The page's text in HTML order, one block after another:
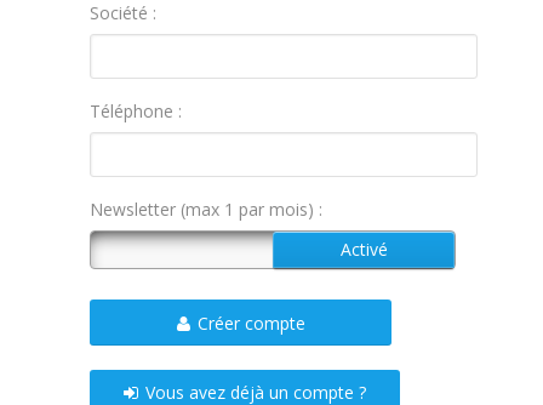
Société :
Téléphone :
Newsletter (max 1 par mois) :
Créer compte
Vous avez déjà un compte ?